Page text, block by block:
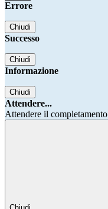
Errore
Chiudi
Successo
Chiudi
Informazione
Chiudi
Attendere...
Attendere il